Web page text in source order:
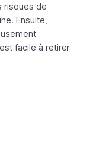
risques de
Ensuite,
facile à retirer